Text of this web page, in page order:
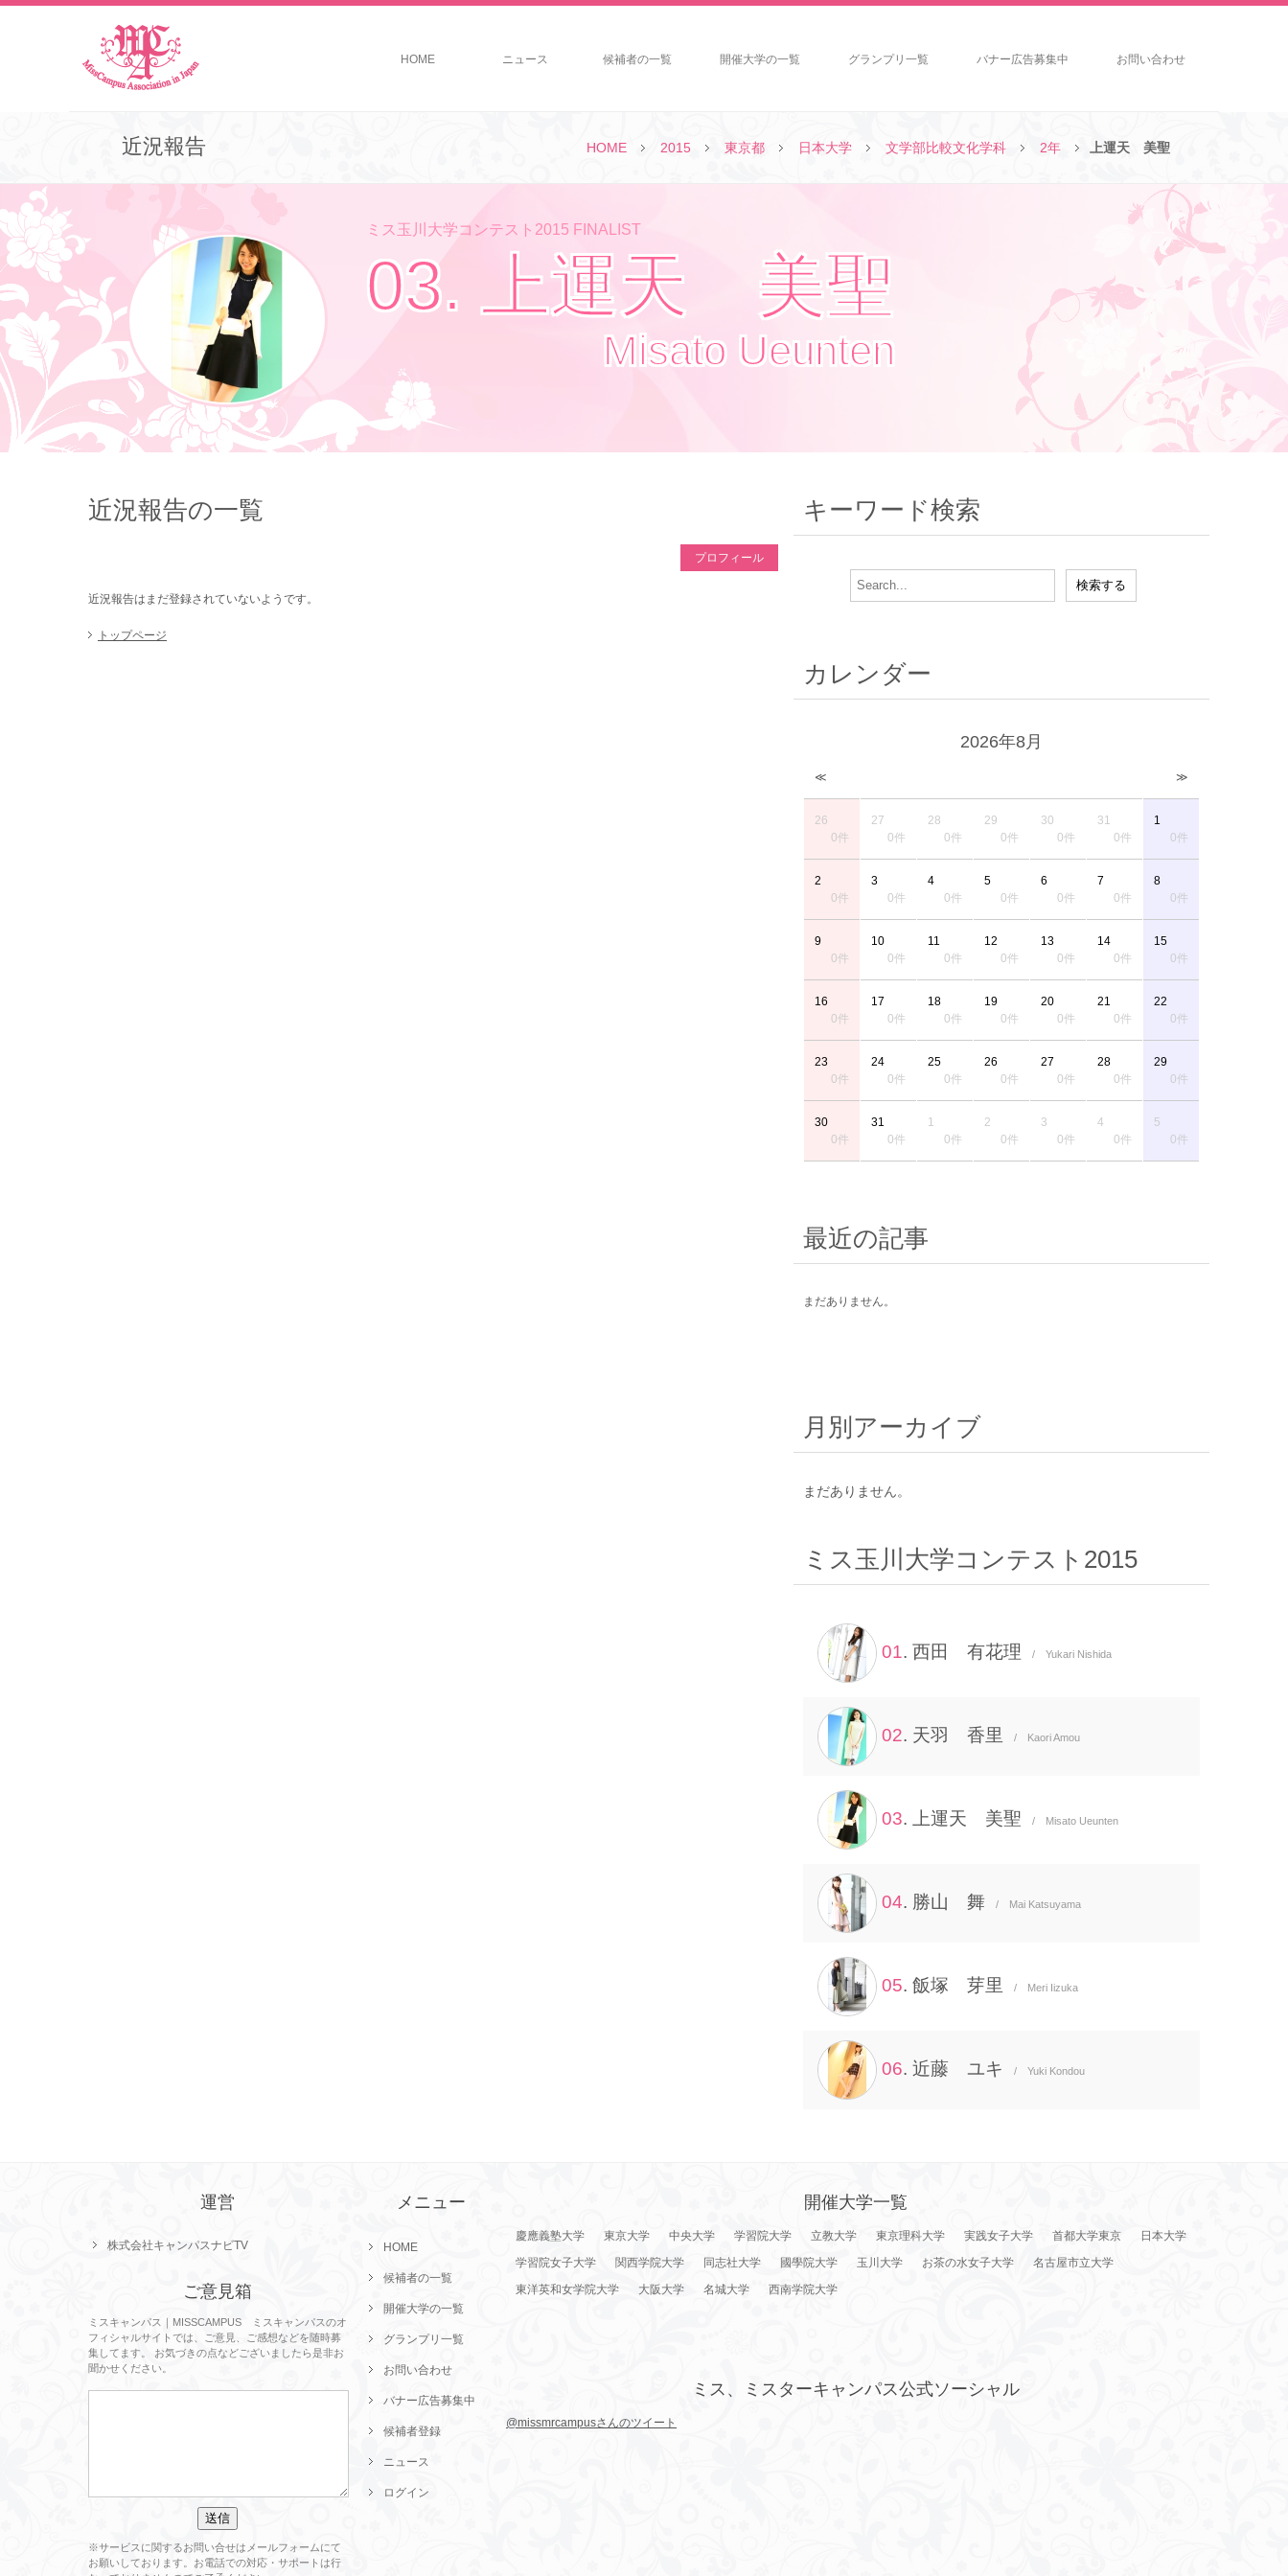
HOME ニュース 候補者の一覧 開催大学の一覧 グランプリ一覧 バナー広告募集中 お問い合わせ
HOME 2015 東京都 日本大学 文学部比較文化学科 2年 上運天 美聖
近況報告
ミス玉川大学コンテスト2015 FINALIST
03. 上運天 美聖
Misato Ueunten
近況報告の一覧
プロフィール
近況報告はまだ登録されていないようです。
トップページ
キーワード検索
カレンダー
2026年8月
≪ ≫
26
0件
27
0件
28
0件
29
0件
30
0件
31
0件
1
0件
2
0件
3
0件
4
0件
5
0件
6
0件
7
0件
8
0件
9
0件
10
0件
11
0件
12
0件
13
0件
14
0件
15
0件
16
0件
17
0件
18
0件
19
0件
20
0件
21
0件
22
0件
23
0件
24
0件
25
0件
26
0件
27
0件
28
0件
29
0件
30
0件
31
0件
1
0件
2
0件
3
0件
4
0件
5
0件
最近の記事
まだありません。
月別アーカイブ
まだありません。
ミス玉川大学コンテスト2015
01. 西田 有花理 / Yukari Nishida
02. 天羽 香里 / Kaori Amou
03. 上運天 美聖 / Misato Ueunten
04. 勝山 舞 / Mai Katsuyama
05. 飯塚 芽里 / Meri Iizuka
06. 近藤 ユキ / Yuki Kondou
運営
株式会社キャンパスナビTV
ご意見箱
ミスキャンパス｜MISSCAMPUS ミスキャンパスのオ
フィシャルサイトでは、ご意見、ご感想などを随時募
集してます。 お気づきの点などございましたら是非お
聞かせください。
※サービスに関するお問い合せはメールフォームにて
お願いしております。お電話での対応・サポートは行
メニュー
HOME
候補者の一覧
開催大学の一覧
グランプリ一覧
お問い合わせ
バナー広告募集中
候補者登録
ニュース
ログイン
開催大学一覧
慶應義塾大学 東京大学 中央大学 学習院大学 立教大学 東京理科大学 実践女子大学 首都大学東京
日本大学
学習院女子大学
関西学院大学 同志社大学 國學院大学 玉川大学 お茶の水女子大学
名古屋市立大学
東洋英和女学院大学
大阪大学 名城大学 西南学院大学
ミス、ミスターキャンパス公式ソーシャル
@missmrcampusさんのツイート